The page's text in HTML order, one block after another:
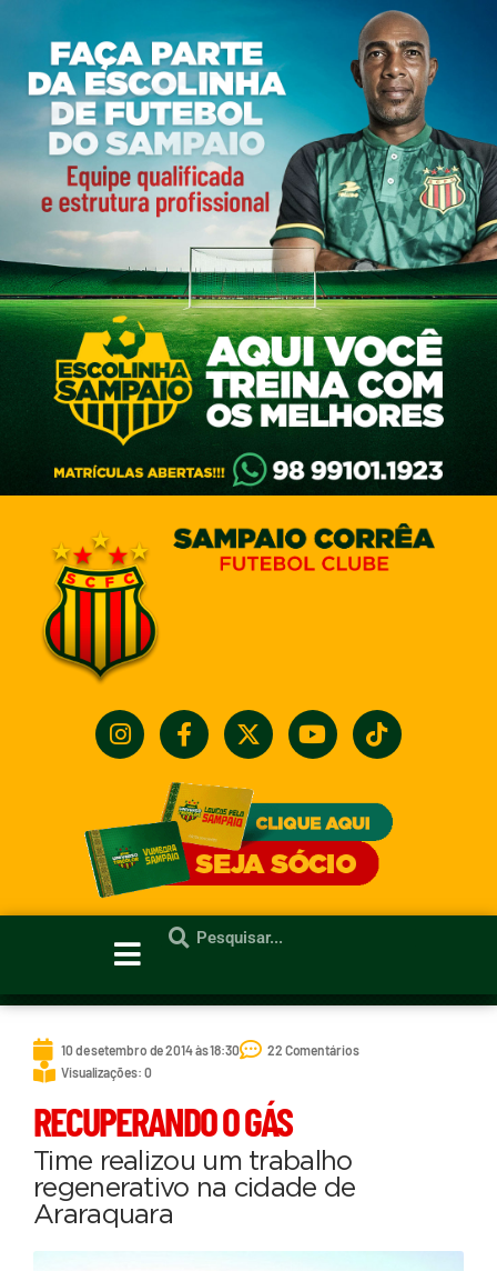
10 de setembro de 2014 às 18:30
22 Comentários
Visualizações: 0
RECUPERANDO O GÁS
Time realizou um trabalho
regenerativo na cidade de
Araraquara